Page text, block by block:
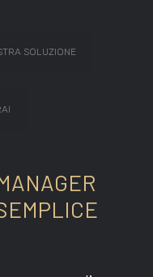
SOLUZIONE